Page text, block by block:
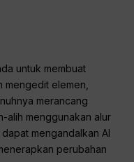
untuk membuat
elemen,
merancang
alih menggunakan alur
mengandalkan AI
perubahan